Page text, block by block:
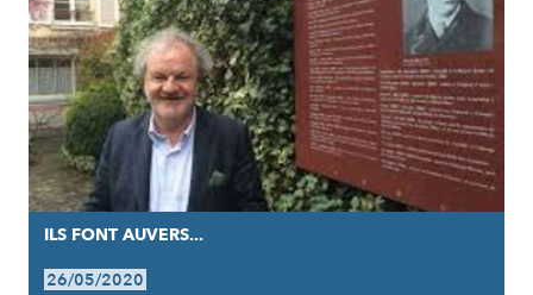
ILS FONT AUVERS...
26/05/2020